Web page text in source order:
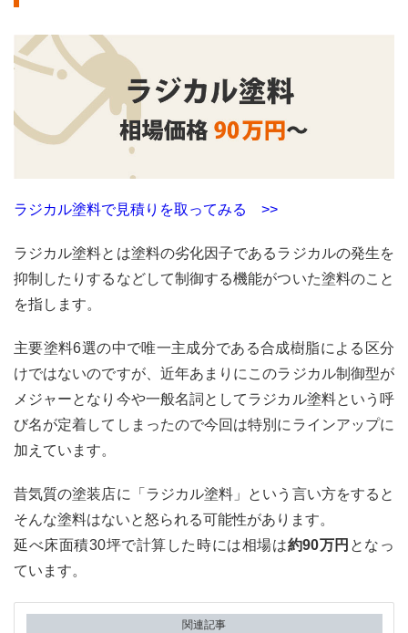
ラジカル塗料で見積りを取ってみる >>
ラジカル塗料とは塗料の劣化因子であるラジカルの発生を
抑制したりするなどして制御する機能がついた塗料のこと
を指します。
主要塗料6選の中で唯一主成分である合成樹脂による区分
けではないのですが、近年あまりにこのラジカル制御型が
メジャーとなり今や一般名詞としてラジカル塗料という呼
び名が定着してしまったので今回は特別にラインアップに
加えています。
昔気質の塗装店に「ラジカル塗料」という言い方をすると
そんな塗料はないと怒られる可能性があります。
延べ床面積30坪で計算した時には相場は約90万円 となっ
ています。
関連記事